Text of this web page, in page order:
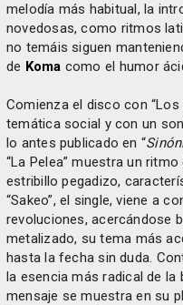
melodía más habitual, la
novedosas, como ritmos
no temáis siguen
de Koma como el humor
Comienza el disco con “Los
temática social y con un
lo antes publicado en “
“La Pelea” muestra un
estribillo pegadizo,
“Sakeo”, el single, viene a
revoluciones, acercándose
metalizado, su tema más
hasta la fecha sin duda.
la esencia más radical de
mensaje se muestra en su